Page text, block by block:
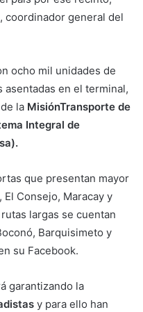
, coordinador general del
ocho mil unidades de
en el terminal,
la MisiónTransporte de
Integral de
que presentan mayor
El Consejo, Maracay y
largas se cuentan
Barquisimeto y
su Facebook.
garantizando la
y para ello han